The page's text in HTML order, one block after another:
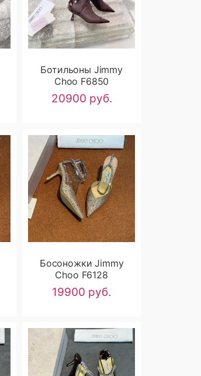
Ботильоны Jimmy
Choo F6850
20900 руб.
Босоножки Jimmy
Choo F6128
19900 руб.